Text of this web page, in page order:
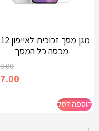
מכסה כל המסך
7.00
הוספה לסל